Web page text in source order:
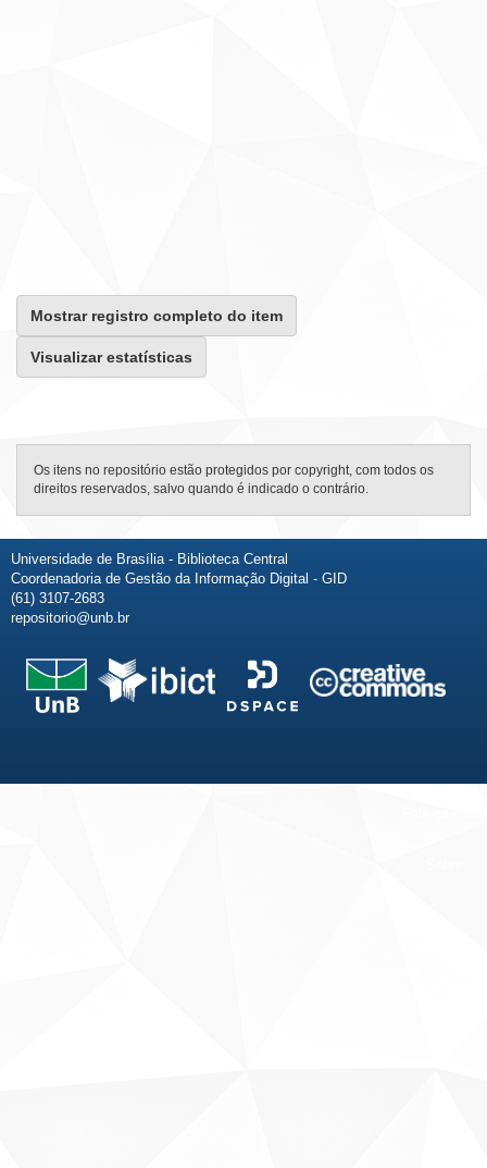
Mostrar registro completo do item
Visualizar estatísticas
Os itens no repositório estão protegidos por copyright, com todos os
direitos reservados, salvo quando é indicado o contrário.
Universidade de Brasília - Biblioteca Central
Coordenadoria de Gestão da Informação Digital - GID
(61) 3107-2683
repositorio@unb.br